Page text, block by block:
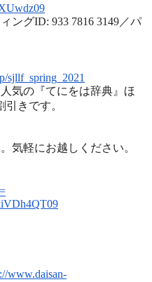
09
7816 3149／パ
sjllf_spring_2021
気の『てにをは辞典』ほ
きです。
気軽にお越しください。
09
www.daisan-